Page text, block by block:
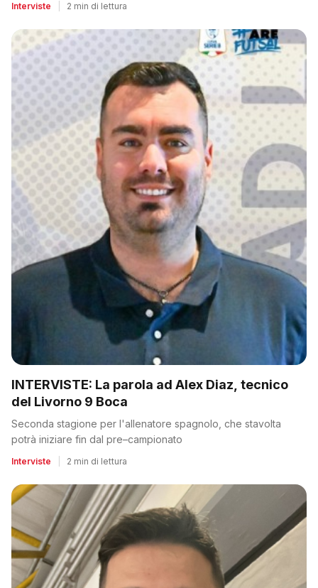
Interviste 2 min di lettura
INTERVISTE: La parola ad Alex Diaz, tecnico
del Livorno 9 Boca
Seconda stagione per l'allenatore spagnolo, che stavolta
potrà iniziare fin dal pre–campionato
Interviste 2 min di lettura